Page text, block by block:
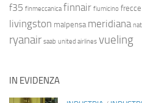
f35 finmeccanica finnair fiumicino
livingston malpensa meridiana
ryanair saab united airlines vueling
IN EVIDENZA